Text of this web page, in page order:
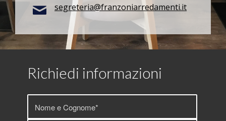
segreteria@franzoniarredamenti.it
Richiedi informazioni